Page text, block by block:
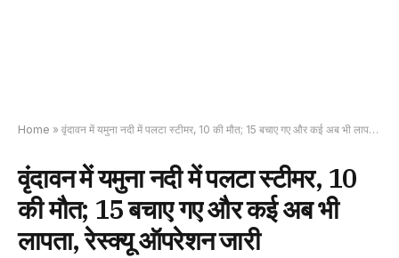
Home » वृंदावन में यमुना नदी में पलटा स्टीमर, 10 की मौत; 15 बचाए गए और कई अब भी लापता, रेस्क्यू ऑपरेशन जारी
वृंदावन में यमुना नदी में पलटा स्टीमर, 10
की मौत; 15 बचाए गए और कई अब भी
लापता, रेस्क्यू ऑपरेशन जारी